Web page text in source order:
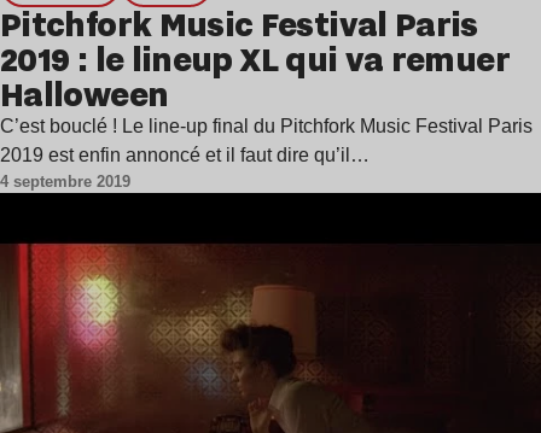
Pitchfork Music Festival Paris
2019 : le lineup XL qui va remuer
Halloween
C’est bouclé ! Le line-up final du Pitchfork Music Festival Paris
2019 est enfin annoncé et il faut dire qu’il…
4 septembre 2019